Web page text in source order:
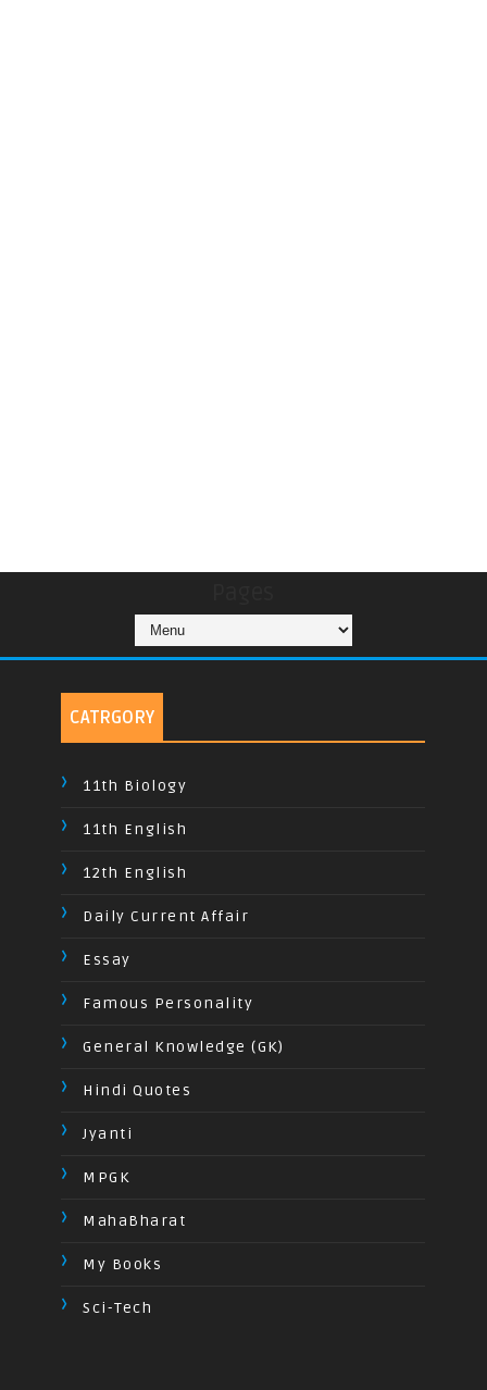
CATRGORY
11th Biology
11th English
12th English
Daily Current Affair
Essay
Famous Personality
General Knowledge (GK)
Hindi Quotes
Jyanti
MPGK
MahaBharat
My Books
Sci-Tech